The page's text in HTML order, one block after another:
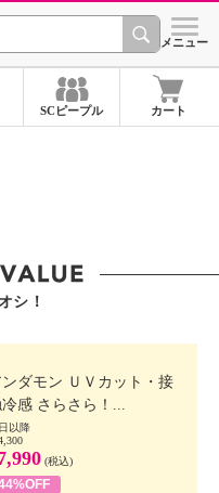
ショッ
メニュー
SCピープル カート
シ！
ンダモン ＵＶカット・接
感 さらさら！...
以降
(税込)